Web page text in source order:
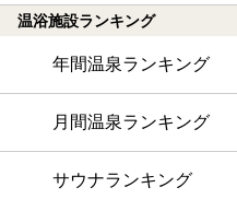
温浴施設ランキング
年間温泉ランキング
月間温泉ランキング
サウナランキング